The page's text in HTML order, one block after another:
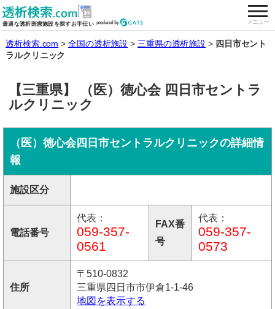
最適な透析医療施設を探すお手伝い メニュー
全国の透析施設を検索する
透析検索.com 全国の透析施設 三重県の透析施設
四日市セント
ラルクリニック
【三重県】 （医）徳心会 四日市セントラ
ルクリニック
（医）徳心会四日市セントラルクリニックの詳細情
報
施設区分
電話番号
代表：
059-357-
0561
FAX番
号
代表：
059-357-
0573
住所
〒510-0832
三重県四日市市伊倉1-1-46
地図を表示する